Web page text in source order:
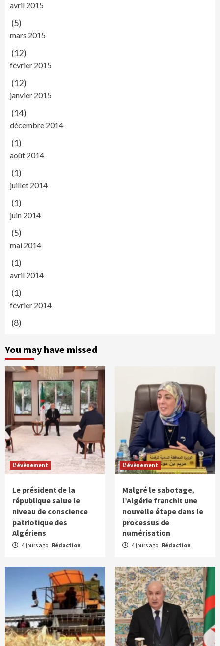
avril 2015
(5)
mars 2015
(12)
février 2015
(12)
janvier 2015
(14)
décembre 2014
(1)
août 2014
(1)
juillet 2014
(1)
juin 2014
(5)
mai 2014
(1)
avril 2014
(1)
février 2014
(8)
You may have missed
L'évènement
Le président de la
république salue le
niveau de conscience
patriotique des
Algériens
4 jours ago Rédaction
L'évènement
Malgré le sabotage,
l’Algérie franchit une
nouvelle étape dans le
processus de
numérisation
4 jours ago Rédaction